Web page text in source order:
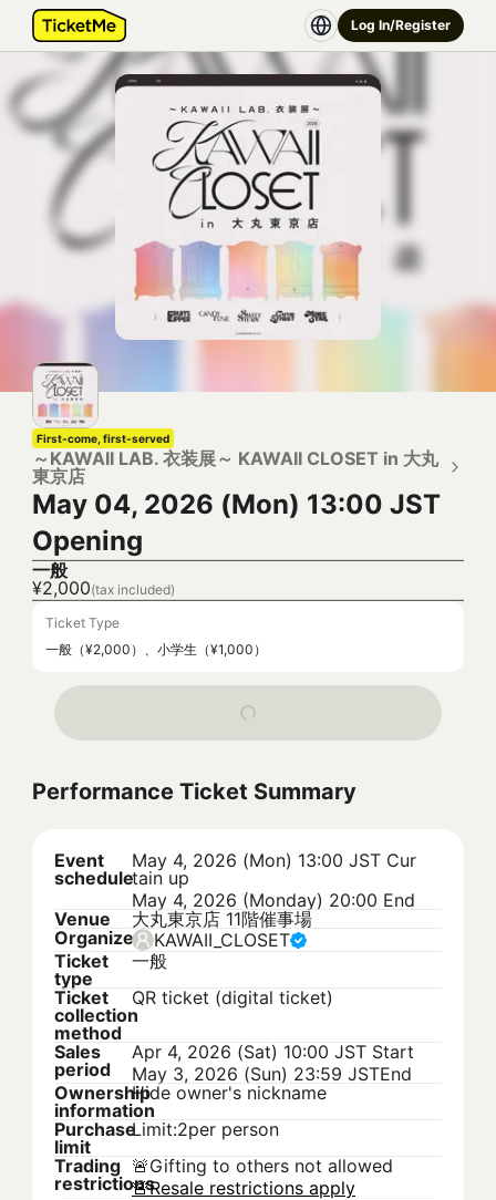
Log In/Register
First-come, first-served
～KAWAII LAB. 衣装展～ KAWAII CLOSET in 大丸
東京店
May 04, 2026 (Mon) 13:00 JST
Opening
一般
¥2,000(tax included)
Ticket Type
一般（¥2,000）、小学生（¥1,000）
Performance Ticket Summary
Event
schedule
May 4, 2026 (Mon) 13:00 JST Cur
tain up
May 4, 2026 (Monday) 20:00 End
Venue
大丸東京店 11階催事場
Organizer KAWAII_CLOSET
Ticket
type
一般
Ticket
collection
method
QR ticket (digital ticket)
Sales
period
Apr 4, 2026 (Sat) 10:00 JST Start
May 3, 2026 (Sun) 23:59 JSTEnd
Ownership
information
Hide owner's nickname
Purchase
limit
Limit:2per person
Trading
restrictions
🚨Gifting to others not allowed
🚨Resale restrictions apply